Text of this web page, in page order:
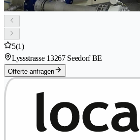
5(1)
Lyssstrasse 13267 Seedorf BE
Offerte anfragen